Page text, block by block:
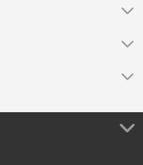
Bornemisza
The Home of